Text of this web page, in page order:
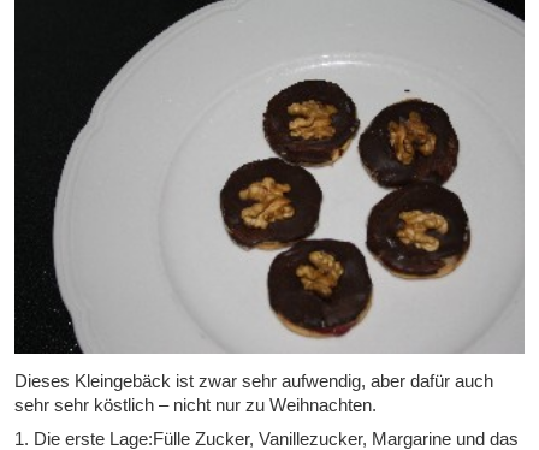
Dieses Kleingebäck ist zwar sehr aufwendig, aber dafür auch
sehr sehr köstlich – nicht nur zu Weihnachten.
1. Die erste Lage:Fülle Zucker, Vanillezucker, Margarine und das